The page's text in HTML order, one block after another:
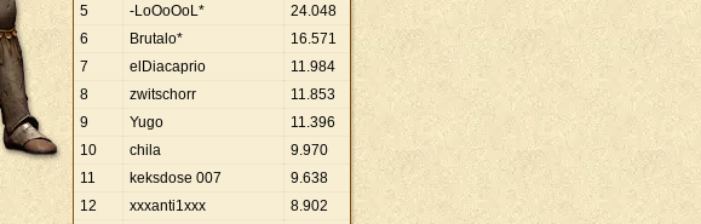
5
-LoOoOoL* 24.048
6
Brutalo* 16.571
7
elDiacaprio 11.984
8
zwitschorr 11.853
9
Yugo 11.396
10
chila 9.970
11
keksdose 007 9.638
12
xxxanti1xxx 8.902